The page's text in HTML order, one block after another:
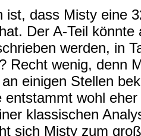
ist, dass Misty eine
Der A-Teil
werden, in
Recht wenig, denn
einigen Stellen
entstammt wohl
klassischen
sich Misty zum